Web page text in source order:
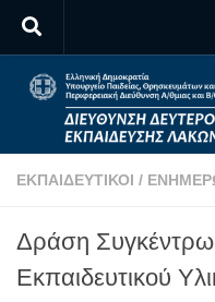
Skip to content
ΕΚΠΑΙΔΕΥΤΙΚΟΊ /
Δράση
Εκπαιδευτικού